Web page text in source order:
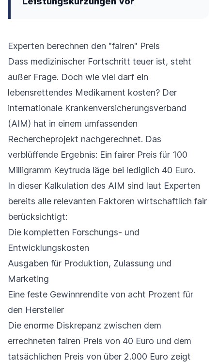
Experten berechnen den "fairen" Preis
Dass medizinischer Fortschritt teuer ist, steht
außer Frage. Doch wie viel darf ein
lebensrettendes Medikament kosten? Der
internationale Krankenversicherungsverband
(AIM) hat in einem umfassenden
Rechercheprojekt nachgerechnet. Das
verblüffende Ergebnis: Ein fairer Preis für 100
Milligramm Keytruda läge bei lediglich 40 Euro.
In dieser Kalkulation des AIM sind laut Experten
bereits alle relevanten Faktoren wirtschaftlich fair
berücksichtigt:
Die kompletten Forschungs- und
Entwicklungskosten
Ausgaben für Produktion, Zulassung und
Marketing
Eine feste Gewinnrendite von acht Prozent für
den Hersteller
Die enorme Diskrepanz zwischen dem
errechneten fairen Preis von 40 Euro und dem
tatsächlichen Preis von über 2.000 Euro zeigt